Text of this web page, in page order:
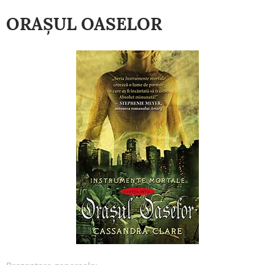
ORAŞUL OASELOR